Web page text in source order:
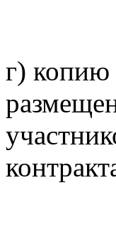
г) копию